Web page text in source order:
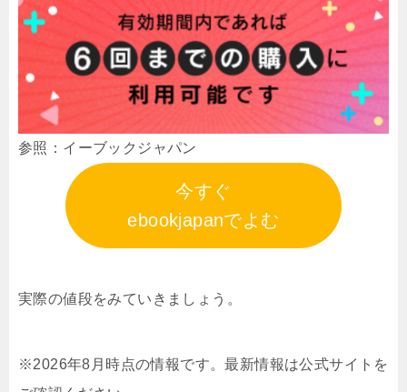
参照：イーブックジャパン
今すぐ
ebookjapanでよむ
実際の値段をみていきましょう。
※2026年8月時点の情報です。最新情報は公式サイトを